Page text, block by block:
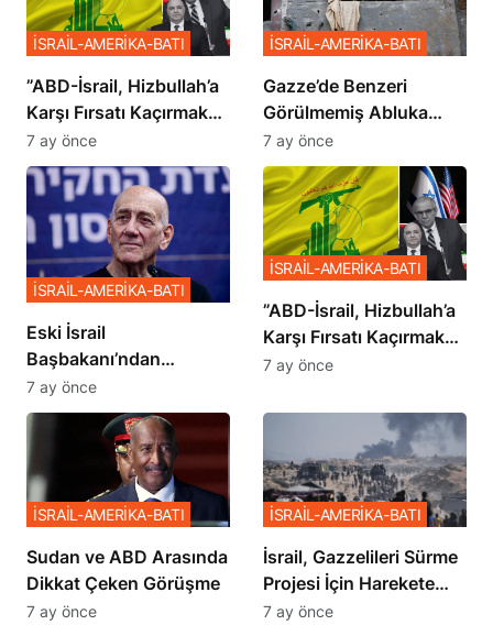
​​​​​​​”ABD-İsrail, Hizbullah’a
Karşı Fırsatı Kaçırmak
İstemiyor”
İSRAİL-AMERİKA-BATI
7 ay önce
​​​​​​​Gazze’de Benzeri
Görülmemiş Abluka
Planı
İSRAİL-AMERİKA-BATI
7 ay önce
Eski İsrail
Başbakanı’ndan
Netanyahu’ya Ağır
Sözler
İSRAİL-AMERİKA-BATI
7 ay önce
​​​​​​​”ABD-İsrail, Hizbullah’a
Karşı Fırsatı Kaçırmak
İstemiyor”
İSRAİL-AMERİKA-BATI
7 ay önce
Sudan ve ABD Arasında
Dikkat Çeken Görüşme
İSRAİL-AMERİKA-BATI
7 ay önce
İsrail, Gazzelileri Sürme
Projesi İçin Harekete
Geçti
İSRAİL-AMERİKA-BATI
7 ay önce